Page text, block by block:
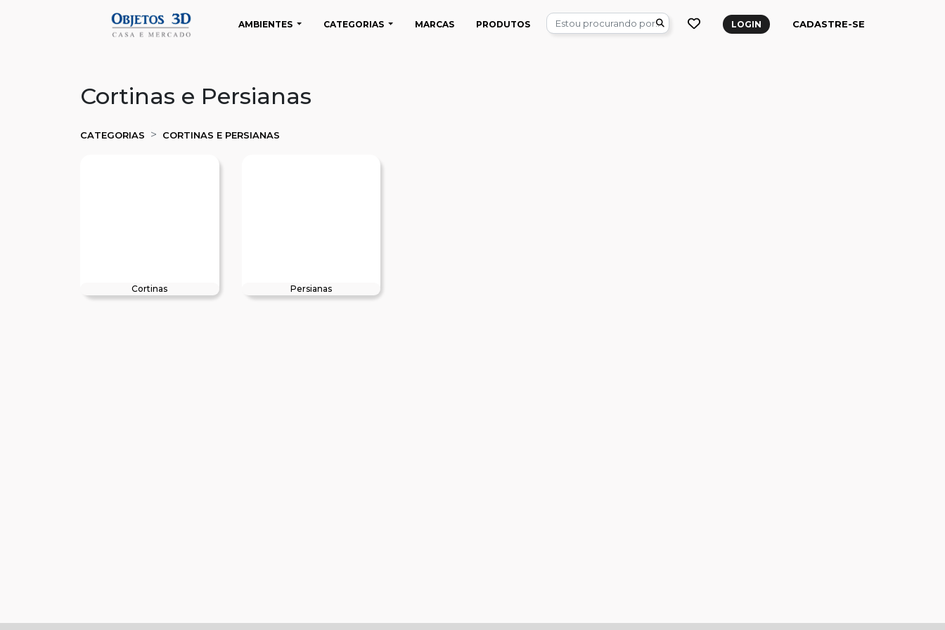
AMBIENTES CATEGORIAS MARCAS PRODUTOS LOGIN CADASTRE-SE
Cortinas e Persianas
CATEGORIAS CORTINAS E PERSIANAS
Cortinas Persianas